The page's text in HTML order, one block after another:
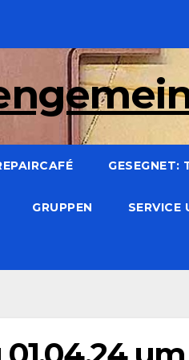
GESEGNET:
GRUPPEN SERVICE